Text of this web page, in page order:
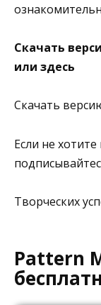
Скачать
или здесь
Скачать
Если не
Творческих
Pattern